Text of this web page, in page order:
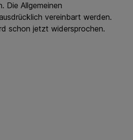
Allgemeinen
vereinbart werden.
schon jetzt widersprochen.